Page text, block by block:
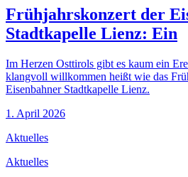
Frühjahrskonzert der
Stadtkapelle Lienz: Ein
Im Herzen Osttirols gibt es kaum ein
klangvoll willkommen heißt wie das
Eisenbahner Stadtkapelle Lienz.
1. April 2026
Aktuelles
Aktuelles